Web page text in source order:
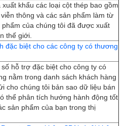
khẩu các loại cột thép bao gồm
thông và các sản phẩm làm từ
của chúng tôi đã được xuất
thế giới.
đặc biệt cho các công ty có thương
hỗ trợ đặc biệt cho công ty có
nằm trong danh sách khách hàng
cho chúng tôi bản sao dữ liệu bán
thể phân tích hướng hành động tốt
sản phẩm của bạn trong thị